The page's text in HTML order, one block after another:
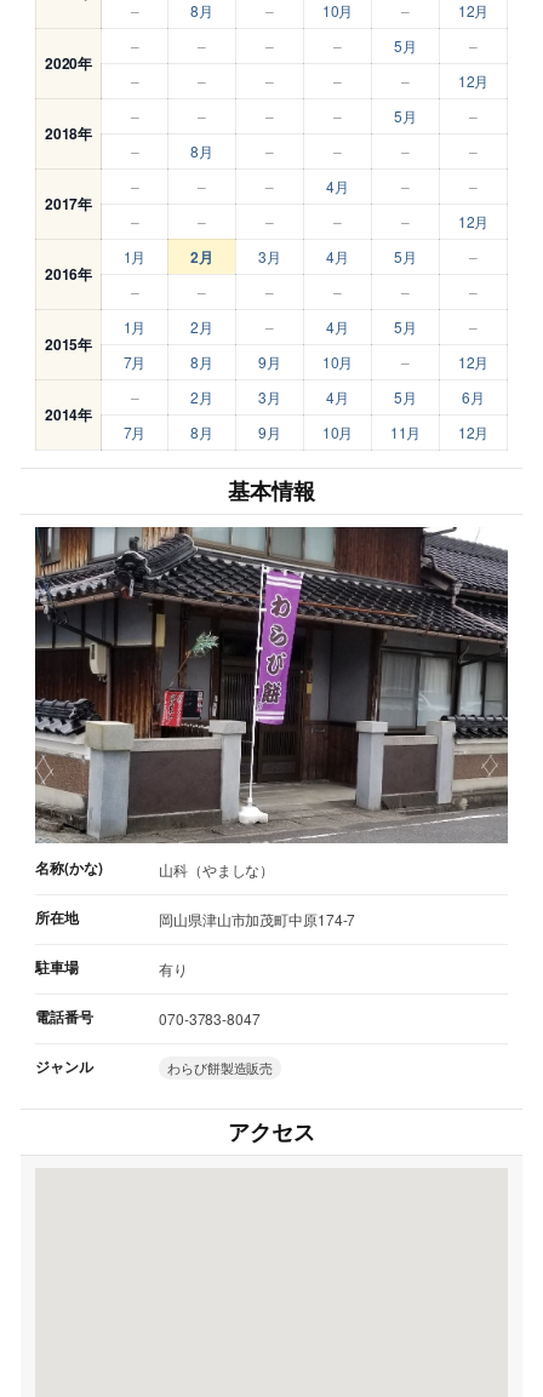
–
8月 – 10月 – 12月
2020年
– – – – 5月
–
–
– – – – 12月
2018年
– – – – 5月
–
–
8月 – – – –
2017年
– – – 4月 –
–
–
– – – – 12月
2016年
1月 2月 3月 4月 5月
–
–
– – – – –
2015年
1月 2月 – 4月 5月
–
7月
8月 9月 10月 – 12月
2014年
– 2月 3月 4月 5月
6月
7月
8月 9月 10月 11月 12月
基本情報
名称(かな) 山科（やましな）
所在地 岡山県津山市加茂町中原174-7
駐車場 有り
電話番号 070-3783-8047
ジャンル わらび餅製造販売
アクセス